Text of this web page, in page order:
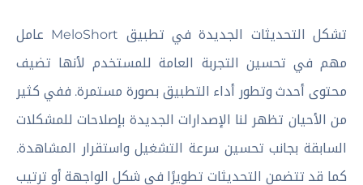
تشكل التحديثات الجديدة في تطبيق MeloShort عامل
مهم في تحسين التجربة العامة للمستخدم لأنها تضيف
محتوى أحدث وتطور أداء التطبيق بصورة مستمرة. ففي كثير
من الأحيان تظهر لنا الإصدارات الجديدة بإصلاحات للمشكلات
السابقة بجانب تحسين سرعة التشغيل واستقرار المشاهدة.
كما قد تتضمن التحديثات تطويرًا في شكل الواجهة أو ترتيب